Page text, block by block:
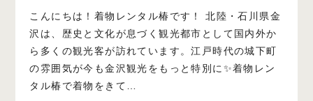
こんにちは！着物レンタル椿です！ 北陸・石川県金
沢は、歴史と文化が息づく観光都市として国内外か
ら多くの観光客が訪れています。江戸時代の城下町
の雰囲気が今も金沢観光をもっと特別に✨着物レン
タル椿で着物をきて…